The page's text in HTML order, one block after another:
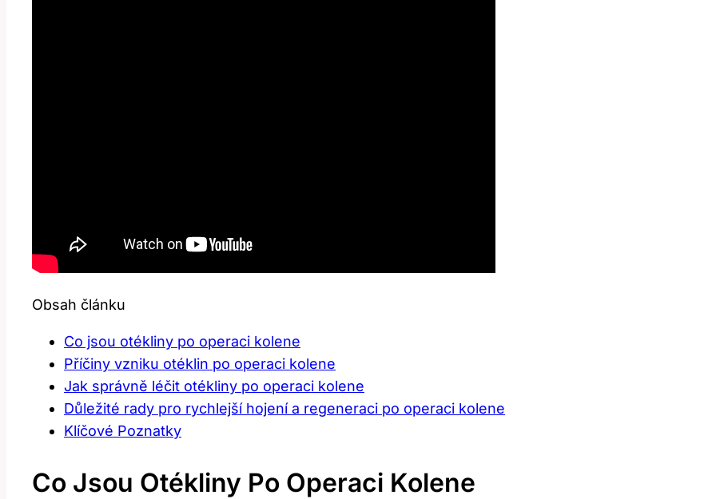
Obsah článku
Co jsou otékliny po operaci kolene
Příčiny vzniku otéklin po operaci kolene
Jak správně léčit otékliny po operaci kolene
Důležité rady pro rychlejší hojení a regeneraci po operaci kolene
Klíčové Poznatky
Co Jsou Otékliny Po Operaci Kolene